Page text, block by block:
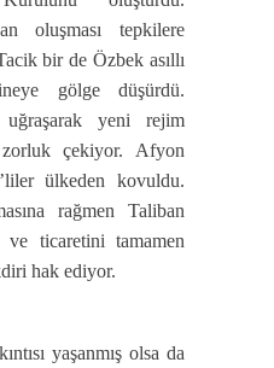
oluşması tepkilere
bir de Özbek asıllı
gölge düşürdü.
yeni rejim
çekiyor. Afyon
ülkeden kovuldu.
rağmen Taliban
ticaretini tamamen
hak ediyor.
yaşanmış olsa da